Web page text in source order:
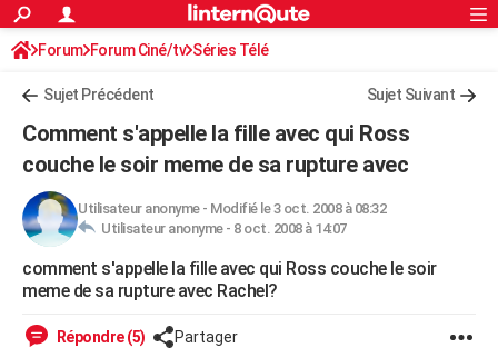
ACTUALITÉS
Politique
Société
Faits Divers
Education
Monde
Villes
+
Programme TV
Streaming
Sorties cinéma
FINANCE
Retraite
Impôts
Epargne
Immobilier
Risques naturels par ville
Banque
Assurance
Crédit
AUTO
Essais
Réserver un essai
Citadines
Berlines
SUV
Forum auto
HIGH-TECH
Mobiles
Meilleur smartphone
Internet
Ordinateurs
Jeux vidéo
Guide high-tech
+BRICOLAGE
Forum
Aménagement intérieur
Extérieur
Cuisine
Salle de bains
Jardinage
Rangement
WEEK-END
S'inscrire
Connexion
Forum Forum Ciné/tv Séries Télé
Sujet Précédent Sujet Suivant
Comment s'appelle la fille avec qui Ross
couche le soir meme de sa rupture avec
Utilisateur anonyme- Modifié le 3 oct. 2008 à 08:32
Utilisateur anonyme - 8 oct. 2008 à 14:07
comment s'appelle la fille avec qui Ross couche le soir
meme de sa rupture avec Rachel?
Répondre (5) Partager